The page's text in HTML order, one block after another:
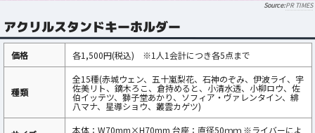
PR TIMES
アクリルスタンドキーホルダー
価格 各1,500円(税込) ※1人1会計につき各5点まで
種類
全15種(赤城ウェン、五十嵐梨花、石神のぞみ、伊波ライ、宇
佐美リト、鏑木ろこ、倉持めると、小清水透、小柳ロウ、佐
伯イッテツ、獅子堂あかり、ソフィア・ヴァレンタイン、緋
八マナ、星導ショウ、叢雲カゲツ)
本体：W70mm×H70mm 台座：直径50ｍｍ ※ライバーによ